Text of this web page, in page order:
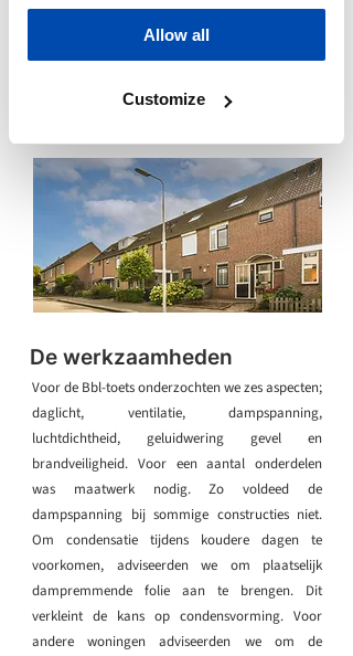
services.
Allow all
Customize
de keuze van de meest duurzame installaties en
stikstofberekening in aanloop naar de
De werkzaamheden
Voor de Bbl-toets onderzochten we zes aspecten;
daglicht, ventilatie, dampspanning,
luchtdichtheid, geluidwering gevel en
brandveiligheid. Voor een aantal onderdelen
was maatwerk nodig. Zo voldeed de
dampspanning bij sommige constructies niet.
Om condensatie tijdens koudere dagen te
voorkomen, adviseerden we om plaatselijk
dampremmende folie aan te brengen. Dit
verkleint de kans op condensvorming. Voor
andere woningen adviseerden we om de